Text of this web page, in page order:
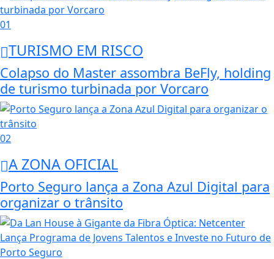
01
TURISMO EM RISCO
Colapso do Master assombra BeFly, holding
de turismo turbinada por Vorcaro
02
A ZONA OFICIAL
Porto Seguro lança a Zona Azul Digital para
organizar o trânsito